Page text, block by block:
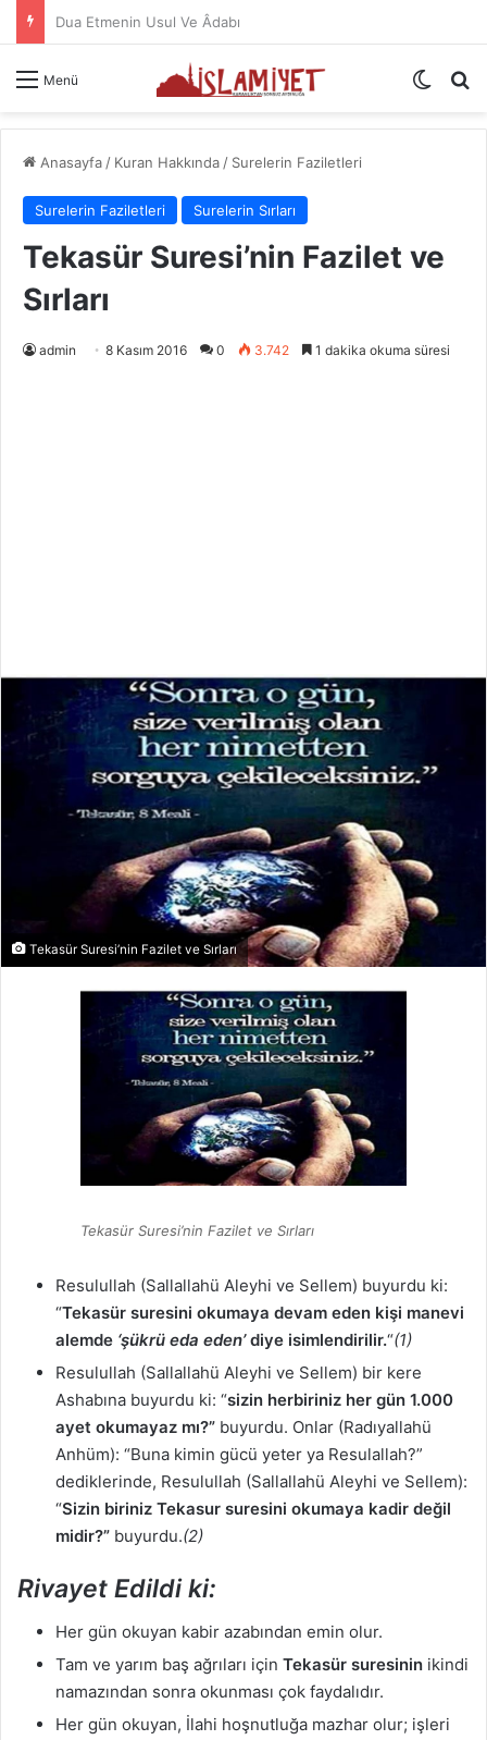
Namazın Önemi Ve Fazileti
Menü Dış
Anasayfa/ Kuran Hakkında/ Surelerin Faziletleri
Surelerin Faziletleri Surelerin Sırları
Tekasür Suresi’nin Fazilet ve
Sırları
admin 8 Kasım 2016 0 3.742 1 dakika okuma süresi
Tekasür Suresi’nin Fazilet ve Sırları
Tekasür Suresi’nin Fazilet ve Sırları
Resulullah (Sallallahü Aleyhi ve Sellem) buyurdu ki:
“Tekasür suresini okumaya devam eden kişi manevi
alemde ‘şükrü eda eden’diye isimlendirilir.“(1)
Resulullah (Sallallahü Aleyhi ve Sellem) bir kere
Ashabına buyurdu ki: “sizin herbiriniz her gün 1.000
ayet okumayaz mı?” buyurdu. Onlar (Radıyallahü
Anhüm): “Buna kimin gücü yeter ya Resulallah?”
dediklerinde, Resulullah (Sallallahü Aleyhi ve Sellem):
“Sizin biriniz Tekasur suresini okumaya kadir değil
midir?” buyurdu.(2)
Rivayet Edildi ki:
Her gün okuyan kabir azabından emin olur.
Tam ve yarım baş ağrıları için Tekasür suresinin ikindi
namazından sonra okunması çok faydalıdır.
Her gün okuyan, İlahi hoşnutluğa mazhar olur; işleri